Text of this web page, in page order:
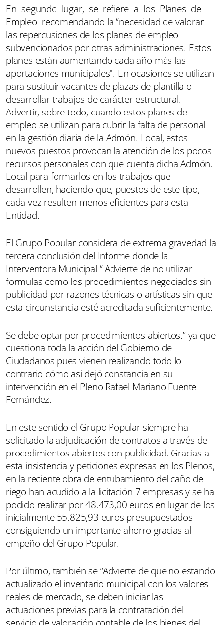
En segundo lugar, se refiere a los Planes de
Empleo recomendando la “necesidad de valorar
las repercusiones de los planes de empleo
subvencionados por otras administraciones. Estos
planes están aumentando cada año más las
aportaciones municipales". En ocasiones se utilizan
para sustituir vacantes de plazas de plantilla o
desarrollar trabajos de carácter estructural.
Advertir, sobre todo, cuando estos planes de
empleo se utilizan para cubrir la falta de personal
en la gestión diaria de la Admón. Local, estos
nuevos puestos provocan la atención de los pocos
recursos personales con que cuenta dicha Admón.
Local para formarlos en los trabajos que
desarrollen, haciendo que, puestos de este tipo,
cada vez resulten menos eficientes para esta
Entidad.
El Grupo Popular considera de extrema gravedad la
tercera conclusión del Informe donde la
Interventora Municipal “ Advierte de no utilizar
formulas como los procedimientos negociados sin
publicidad por razones técnicas o artísticas sin que
esta circunstancia esté acreditada suficientemente.
Se debe optar por procedimientos abiertos.” ya que
cuestiona toda la acción del Gobierno de
Ciudadanos pues vienen realizando todo lo
contrario cómo así dejó constancia en su
intervención en el Pleno Rafael Mariano Fuente
Fernández.
En este sentido el Grupo Popular siempre ha
solicitado la adjudicación de contratos a través de
procedimientos abiertos con publicidad. Gracias a
esta insistencia y peticiones expresas en los Plenos,
en la reciente obra de entubamiento del caño de
riego han acudido a la licitación 7 empresas y se ha
podido realizar por 48.473,00 euros en lugar de los
inicialmente 55.825,93 euros presupuestados
consiguiendo un importante ahorro gracias al
empeño del Grupo Popular.
Por último, también se “Advierte de que no estando
actualizado el inventario municipal con los valores
reales de mercado, se deben iniciar las
actuaciones previas para la contratación del